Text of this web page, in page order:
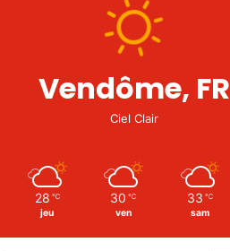
Vendôme, FR
Ciel Clair
28 ℃
jeu
30 ℃
ven
33 ℃
sam